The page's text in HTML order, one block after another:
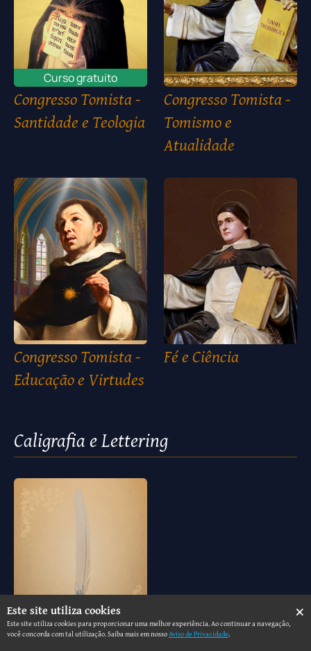
Curso gratuito
Congresso Tomista -
Santidade e Teologia
Congresso Tomista -
Tomismo e
Atualidade
Congresso Tomista -
Educação e Virtudes
Fé e Ciência
Caligrafia e Lettering
Este site utiliza cookies ×
Este site utiliza cookies para proporcionar uma melhor experiência. Ao continuar a navegação,
você concorda com tal utilização. Saiba mais em nossoAviso de Privacidade.